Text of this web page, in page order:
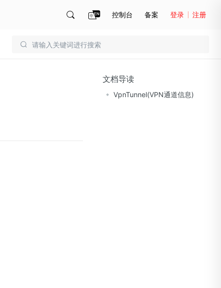
控制台 备案 登录 注册
文档导读
VpnTunnel(VPN通道信息)